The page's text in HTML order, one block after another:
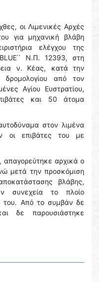
οι Λιμενικές Αρχές
για μηχανική βλάβη
ελέγχου της
Ν.Π. 12393, στη
ν. Κέας, κατά την
δρομολογίου από τον
Αγίου Ευστρατίου,
και 50 άτομα
στον λιμένα
οι επιβάτες του με
απαγορεύτηκε αρχικά ο
μετά την προσκόμιση
βλάβης,
συνεχεία το πλοίο
του. Από το συμβάν δε
δε παρουσιάστηκε